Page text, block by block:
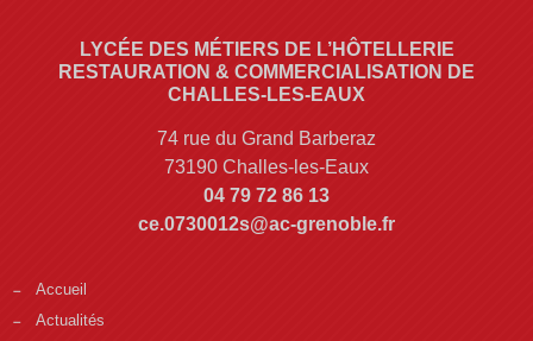
LYCÉE DES MÉTIERS DE L’HÔTELLERIE
RESTAURATION & COMMERCIALISATION DE
CHALLES-LES-EAUX
74 rue du Grand Barberaz
73190 Challes-les-Eaux
04 79 72 86 13
ce.0730012s@ac-grenoble.fr
Accueil
Actualités